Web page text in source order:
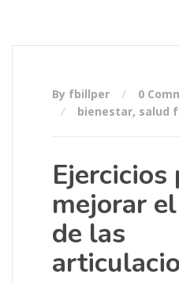
By fbillper 0
bienestar, salud
Ejercicios
mejorar
de las